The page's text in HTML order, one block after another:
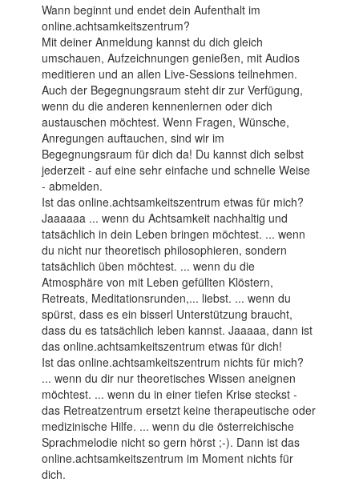
Wann beginnt und endet dein Aufenthalt im
online.achtsamkeitszentrum?
Mit deiner Anmeldung kannst du dich gleich
umschauen, Aufzeichnungen genießen, mit Audios
meditieren und an allen Live-Sessions teilnehmen.
Auch der Begegnungsraum steht dir zur Verfügung,
wenn du die anderen kennenlernen oder dich
austauschen möchtest. Wenn Fragen, Wünsche,
Anregungen auftauchen, sind wir im
Begegnungsraum für dich da! Du kannst dich selbst
jederzeit - auf eine sehr einfache und schnelle Weise
- abmelden.
Ist das online.achtsamkeitszentrum etwas für mich?
Jaaaaaa ... wenn du Achtsamkeit nachhaltig und
tatsächlich in dein Leben bringen möchtest. ... wenn
du nicht nur theoretisch philosophieren, sondern
tatsächlich üben möchtest. ... wenn du die
Atmosphäre von mit Leben gefüllten Klöstern,
Retreats, Meditationsrunden,... liebst. ... wenn du
spürst, dass es ein bisserl Unterstützung braucht,
dass du es tatsächlich leben kannst. Jaaaaa, dann ist
das online.achtsamkeitszentrum etwas für dich!
Ist das online.achtsamkeitszentrum nichts für mich?
... wenn du dir nur theoretisches Wissen aneignen
möchtest. ... wenn du in einer tiefen Krise steckst -
das Retreatzentrum ersetzt keine therapeutische oder
medizinische Hilfe. ... wenn du die österreichische
Sprachmelodie nicht so gern hörst ;-). Dann ist das
online.achtsamkeitszentrum im Moment nichts für
dich.